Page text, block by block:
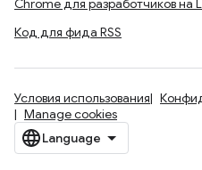
Chrome для разработчиков на
Код для фида RSS
Условия использования
Manage cookies